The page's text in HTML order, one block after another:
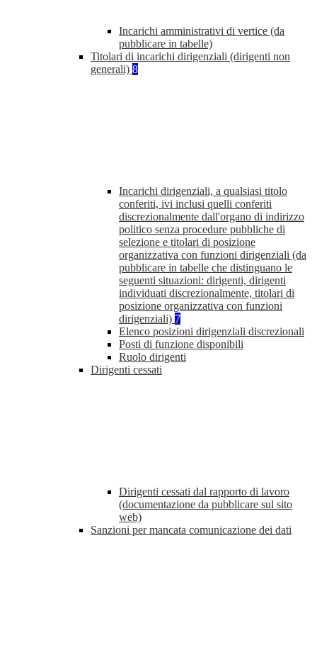
Incarichi amministrativi di vertice (da
pubblicare in tabelle)
Titolari di incarichi dirigenziali (dirigenti non
generali) 8
Incarichi dirigenziali, a qualsiasi titolo
conferiti, ivi inclusi quelli conferiti
discrezionalmente dall'organo di indirizzo
politico senza procedure pubbliche di
selezione e titolari di posizione
organizzativa con funzioni dirigenziali (da
pubblicare in tabelle che distinguano le
seguenti situazioni: dirigenti, dirigenti
individuati discrezionalmente, titolari di
posizione organizzativa con funzioni
dirigenziali) 7
Elenco posizioni dirigenziali discrezionali
Posti di funzione disponibili
Ruolo dirigenti
Dirigenti cessati
Dirigenti cessati dal rapporto di lavoro
(documentazione da pubblicare sul sito
web)
Sanzioni per mancata comunicazione dei dati